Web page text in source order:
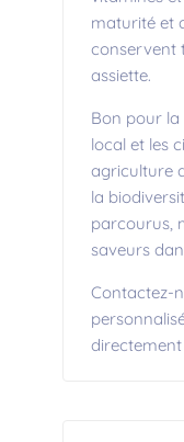
maturité et
conservent
assiette.
Bon pour la
local et les
agriculture
la
parcourus,
saveurs
Contactez-